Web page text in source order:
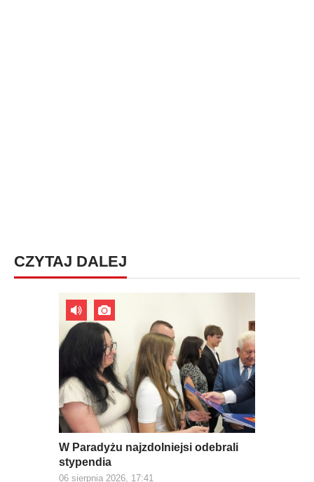
CZYTAJ DALEJ
W Paradyżu najzdolniejsi odebrali
stypendia
06 sierpnia 2026, 17:41